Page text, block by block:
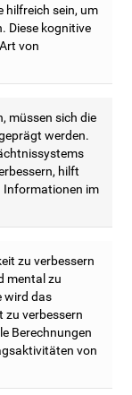
hilfreich sein, um
Diese kognitive
von
müssen sich die
werden.
hilft
Informationen im
zu verbessern
mental zu
wird das
zu verbessern
Berechnungen
von